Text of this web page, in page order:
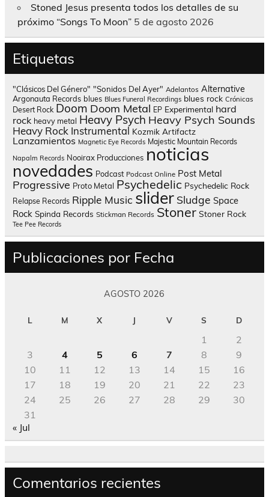
Stoned Jesus presenta todos los detalles de su
próximo “Songs To Moon” 5 de agosto 2026
Etiquetas
"Clásicos Del Género" "Sonidos Del Ayer" Adelantos Alternative
Argonauta Records blues Blues Funeral Recordings blues rock Crónicas
Desert Rock Doom Doom Metal EP Experimental hard
rock heavy metal Heavy Psych Heavy Psych Sounds
Heavy Rock Instrumental Kozmik Artifactz
Lanzamientos Magnetic Eye Records Majestic Mountain Records
Napalm Records Nooirax Producciones noticias
novedades Podcast Podcast Online Post Metal
Progressive Proto Metal Psychedelic Psychedelic Rock
Relapse Records Ripple Music slider Sludge Space
Rock Spinda Records Stickman Records Stoner Stoner Rock
Tee Pee Records
Publicaciones por Fecha
AGOSTO 2026
L M X J V S D
1
2
3
4 5 6 7 8
9
10
11 12 13 14 15
16
17
18 19 20 21 22
23
24
25 26 27 28 29
30
31
« Jul
Comentarios recientes